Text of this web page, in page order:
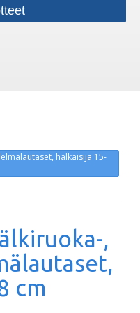
halkaisija 15-
,
cm